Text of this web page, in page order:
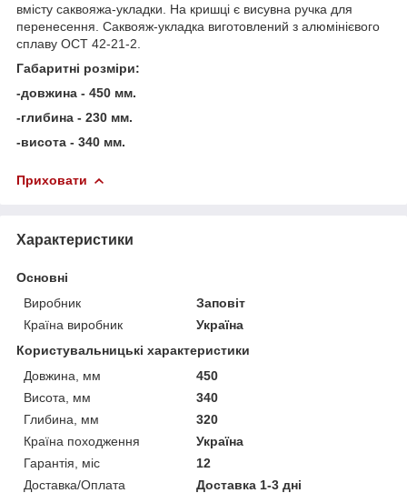
вмісту саквояжа-укладки. На кришці є висувна ручка для
перенесення. Саквояж-укладка виготовлений з алюмінієвого
сплаву ОСТ 42-21-2.
Габаритні розміри:
-довжина - 450 мм.
-глибина - 230 мм.
-висота - 340 мм.
Приховати
Характеристики
Основні
Виробник
Заповіт
Країна виробник
Україна
Користувальницькі характеристики
Довжина, мм
450
Висота, мм
340
Глибина, мм
320
Країна походження
Україна
Гарантія, міс
12
Доставка/Оплата
Доставка 1-3 дні